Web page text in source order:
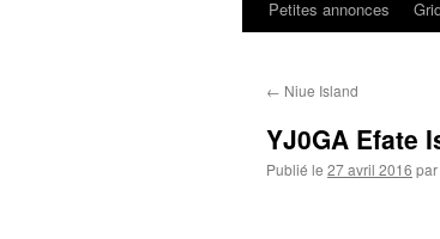
Petites annonces
← Niue Island
YJ0GA Efate
Publié le 27 avril 2016 par